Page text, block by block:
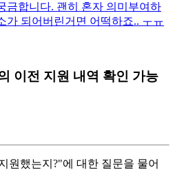
금합니다. 괜히 혼자 의미부여하
가 되어버린거면 어떡하죠.. ㅜㅠ
이전 지원 내역 확인 가능
원했는지?"에 대한 질문을 물어